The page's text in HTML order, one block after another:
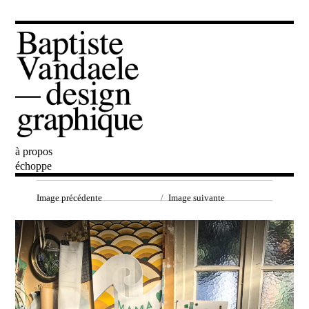
Baptiste Vandaele
à propos
échoppe
Image précédente Image suivante